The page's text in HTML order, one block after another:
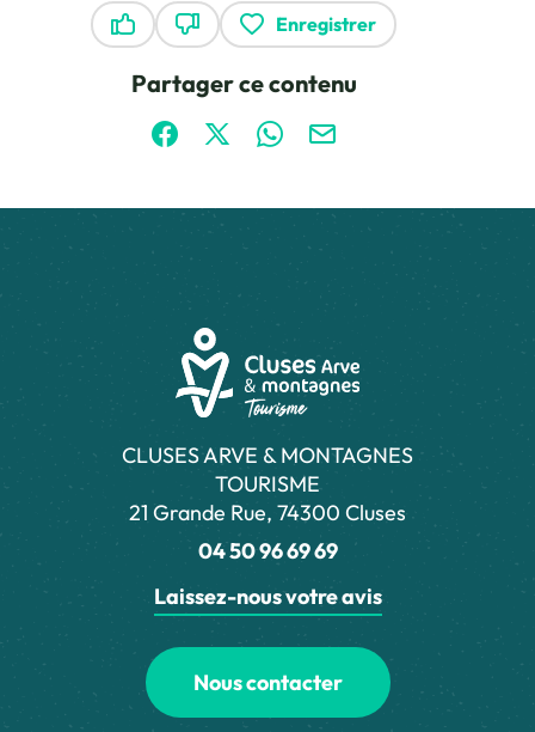
Enregistrer
Partager ce contenu
Partager sur Facebook (nouvelle fenêtre)
Partager sur X / Twitter (nouvelle
Partager sur WhatsApp
Partager par mail
CLUSES ARVE & MONTAGNES
TOURISME
21 Grande Rue, 74300 Cluses
04 50 96 69 69
Laissez-nous votre avis
Nous contacter